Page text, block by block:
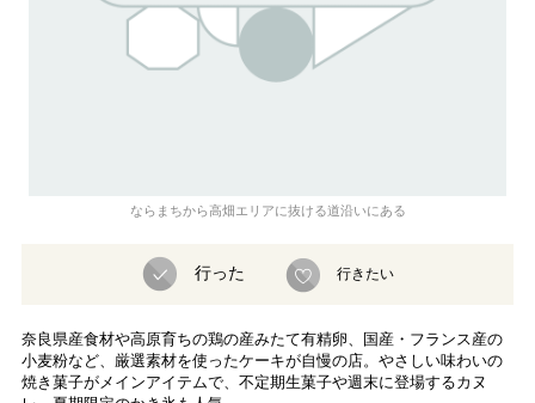
ならまちから高畑エリアに抜ける道沿いにある
行った 行きたい
奈良県産食材や高原育ちの鶏の産みたて有精卵、国産・フランス産の
小麦粉など、厳選素材を使ったケーキが自慢の店。やさしい味わいの
焼き菓子がメインアイテムで、不定期生菓子や週末に登場するカヌ